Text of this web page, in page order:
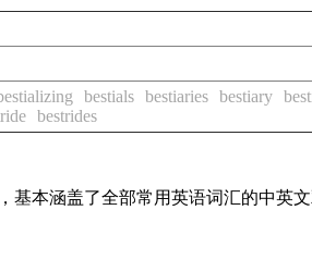
bestials bestiaries bestiary
bestrides
本涵盖了全部常用英语词汇的中英